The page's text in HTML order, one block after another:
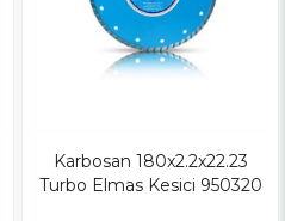
Karbosan 180x2.2x22.23
Turbo Elmas Kesici 950320